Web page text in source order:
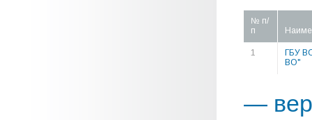
№ п/
п
1
ГБУ
ВО"
—